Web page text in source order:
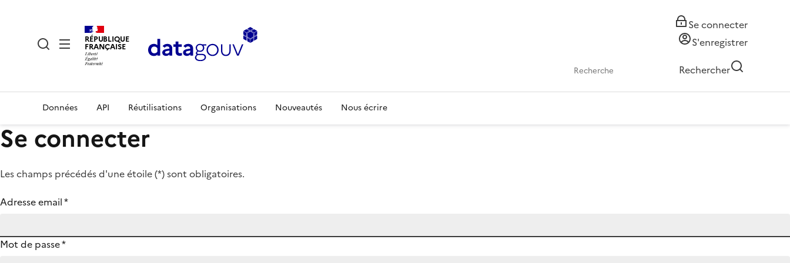
RÉPUBLIQUE
FRANÇAISE
Se connecter
S'enregistrer
Rechercher
Données API Réutilisations Organisations Nouveautés Nous écrire
Se connecter
Les champs précédés d'une étoile (*) sont obligatoires.
Adresse email*
Mot de passe*